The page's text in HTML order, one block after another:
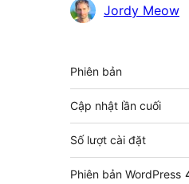
Những
góp
Jordy Meow
Meta
Phiên bản
Cập nhật lần cuối
Số lượt cài đặt
Phiên bản WordPress